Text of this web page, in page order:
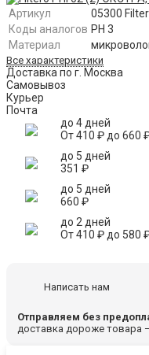
Артикул
05300
Коды аналогов PH 3
Материал
Все характеристики
Доставка по г. Москва
Самовывоз
Курьер
Почта
до 4 дней
От410 ₽до 660
до 5 дней
351 ₽
до 5 дней
660 ₽
до 2 дней
От410 ₽до 580
Написать нам
Отправляем без
доставка дороже товара